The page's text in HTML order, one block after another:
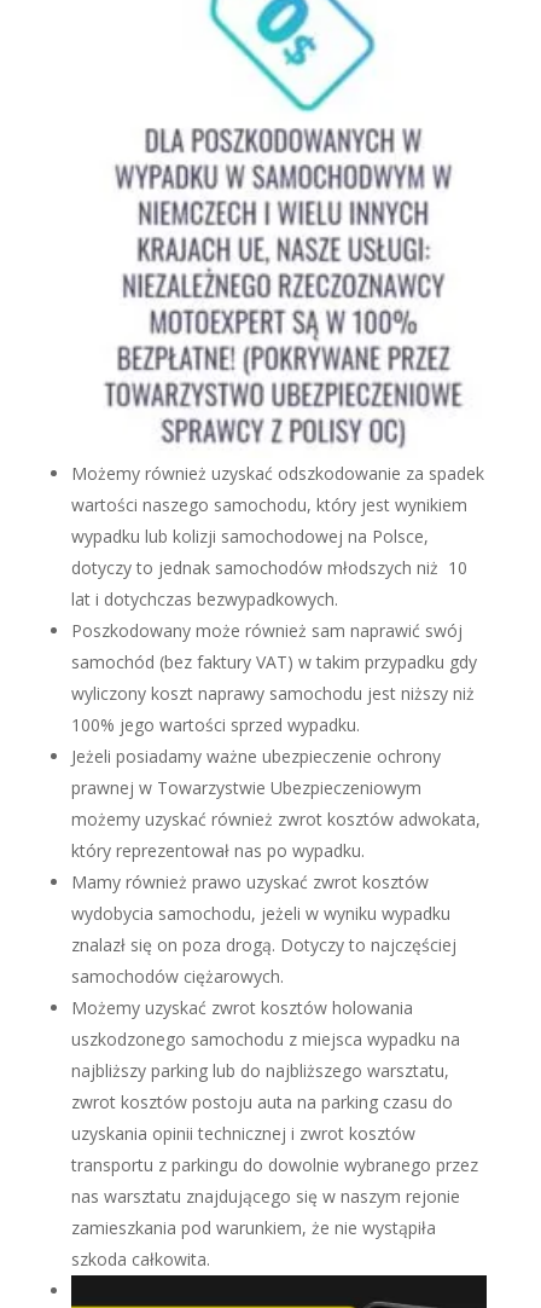
Możemy również uzyskać odszkodowanie za spadek
wartości naszego samochodu, który jest wynikiem
wypadku lub kolizji samochodowej na Polsce,
dotyczy to jednak samochodów młodszych niż 10
lat i dotychczas bezwypadkowych.
Poszkodowany może również sam naprawić swój
samochód (bez faktury VAT) w takim przypadku gdy
wyliczony koszt naprawy samochodu jest niższy niż
100% jego wartości sprzed wypadku.
Jeżeli posiadamy ważne ubezpieczenie ochrony
prawnej w Towarzystwie Ubezpieczeniowym
możemy uzyskać również zwrot kosztów adwokata,
który reprezentował nas po wypadku.
Mamy również prawo uzyskać zwrot kosztów
wydobycia samochodu, jeżeli w wyniku wypadku
znalazł się on poza drogą. Dotyczy to najczęściej
samochodów ciężarowych.
Możemy uzyskać zwrot kosztów holowania
uszkodzonego samochodu z miejsca wypadku na
najbliższy parking lub do najbliższego warsztatu,
zwrot kosztów postoju auta na parking czasu do
uzyskania opinii technicznej i zwrot kosztów
transportu z parkingu do dowolnie wybranego przez
nas warsztatu znajdującego się w naszym rejonie
zamieszkania pod warunkiem, że nie wystąpiła
szkoda całkowita.